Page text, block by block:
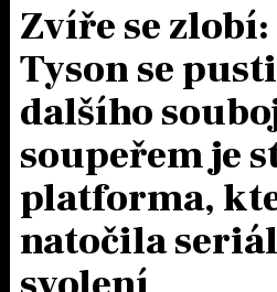
ČLÁNKY
AKTUÁLNĚ
HUDBA
ROZHOVORY
#NEBUDUDOMA
PODCASTY
JAK NALADIT
RÁDIO
APLIKACE
SOUTĚŽE
Zvíře se
Tyson se
dalšího
soupeřem je
platforma,
natočila